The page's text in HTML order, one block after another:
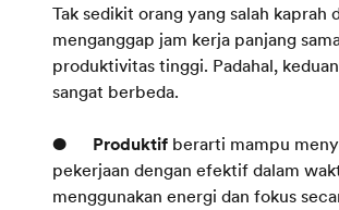
Tak sedikit orang yang salah kaprah
menganggap jam kerja panjang
produktivitas tinggi. Padahal,
sangat berbeda.
● Produktif berarti mampu
pekerjaan dengan efektif dalam
menggunakan energi dan fokus